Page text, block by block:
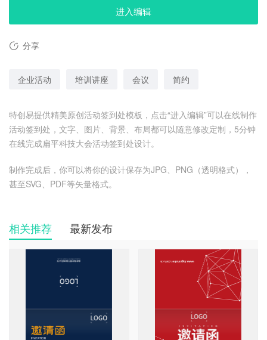
进入编辑
分享
企业活动 培训讲座 会议 简约
特创易提供精美原创活动签到处模板，点击“进入编辑”可以在线制作
活动签到处，文字、图片、背景、布局都可以随意修改定制，5分钟
在线完成扁平科技大会活动签到处设计。
制作完成后，你可以将你的设计保存为JPG、PNG（透明格式），
甚至SVG、PDF等矢量格式。
相关推荐 最新发布